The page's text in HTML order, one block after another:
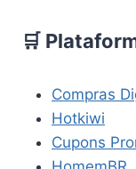
🛒
Compras
Hotkiwi
Cupons